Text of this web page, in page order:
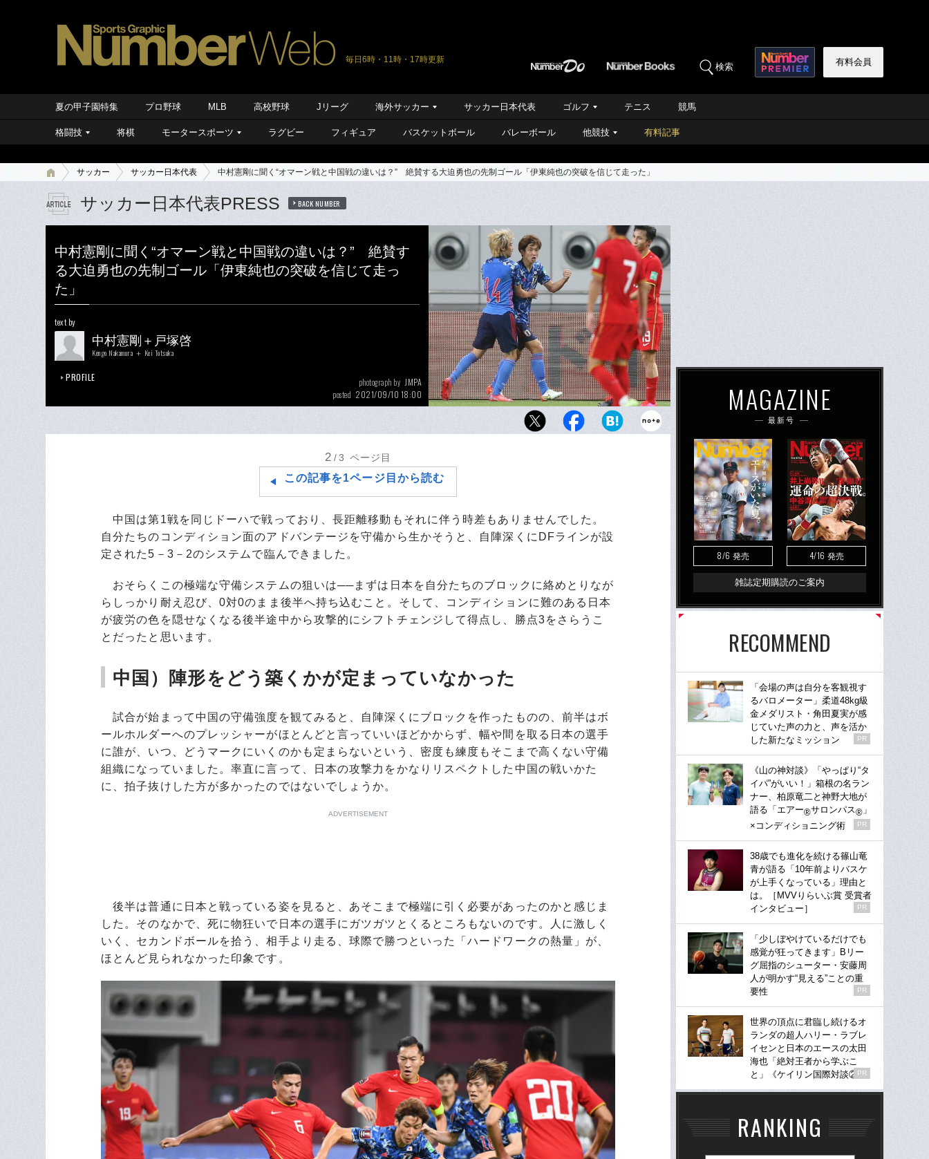
毎日6時・11時・17時更新
検索 有料会員
夏の甲子園特集 プロ野球 MLB 高校野球 Jリーグ 海外サッカー サッカー日本代表 ゴルフ テニス 競馬
格闘技 将棋 モータースポーツ ラグビー フィギュア バスケットボール バレーボール 他競技 有料記事
サッカー サッカー日本代表 中村憲剛に聞く“オマーン戦と中国戦の違いは？” 絶賛する大迫勇也の先制ゴール「伊東純也の突破を信じて走った」
サッカー日本代表PRESS BACK NUMBER
中村憲剛に聞く“オマーン戦と中国戦の違いは？” 絶賛す
る大迫勇也の先制ゴール「伊東純也の突破を信じて走っ
た」
text by
中村憲剛＋戸塚啓
Kengo Nakamura ＋ Kei Totsuka
PROFILE photograph by JMPA
posted 2021/09/10 18:00
W杯最終予選の中国戦、日本は1-0で初勝利を収めた。最
2 /3 ページ目
この記事を1ページ目から読む
中国は第1戦を同じドーハで戦っており、長距離移動もそれに伴う時差もありませんでした。
自分たちのコンディション面のアドバンテージを守備から生かそうと、自陣深くにDFラインが設
定された5－3－2のシステムで臨んできました。
おそらくこの極端な守備システムの狙いは──まずは日本を自分たちのブロックに絡めとりなが
らしっかり耐え忍び、0対0のまま後半へ持ち込むこと。そして、コンディションに難のある日本
が疲労の色を隠せなくなる後半途中から攻撃的にシフトチェンジして得点し、勝点3をさらうこ
とだったと思います。
中国）陣形をどう築くかが定まっていなかった
試合が始まって中国の守備強度を観てみると、自陣深くにブロックを作ったものの、前半はボ
ールホルダーへのプレッシャーがほとんどと言っていいほどかからず、幅や間を取る日本の選手
に誰が、いつ、どうマークにいくのかも定まらないという、密度も練度もそこまで高くない守備
組織になっていました。率直に言って、日本の攻撃力をかなりリスペクトした中国の戦いかた
に、拍子抜けした方が多かったのではないでしょうか。
ADVERTISEMENT
後半は普通に日本と戦っている姿を見ると、あそこまで極端に引く必要があったのかと感じま
した。そのなかで、死に物狂いで日本の選手にガツガツとくるところもないのです。人に激しく
いく、セカンドボールを拾う、相手より走る、球際で勝つといった「ハードワークの熱量」が、
ほとんど見られなかった印象です。
MAGAZINE
最新号
8/6 発売 4/16 発売
雑誌定期購読のご案内
RECOMMEND
「会場の声は自分を客観視す
るバロメーター」柔道48kg級
金メダリスト・角田夏実が感
じていた声の力と、声を活か
した新たなミッション
PR
《山の神対談》「やっぱり“タ
イパ”がいい！」箱根の名ラン
ナー、柏原竜二と神野大地が
語る「エアー®サロンパス® 」
×コンディショニング術
PR
38歳でも進化を続ける篠山竜
青が語る「10年前よりバスケ
が上手くなっている」理由と
は。［MVVりらいぶ賞 受賞者
インタビュー］
PR
「少しぼやけているだけでも
感覚が狂ってきます」Bリー
グ屈指のシューター・安藤周
人が明かす“見える”ことの重
要性
PR
世界の頂点に君臨し続けるオ
ランダの超人ハリー・ラブレ
イセンと日本のエースの太田
海也「絶対王者から学ぶこ
と」《ケイリン国際対談②》
PR
RANKING